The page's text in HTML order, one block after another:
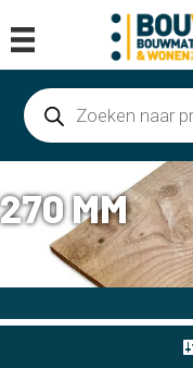
Producten
zoeken
270 MM